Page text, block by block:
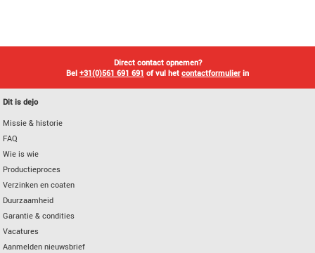
Direct contact opnemen?
Bel +31(0)561 691 691 of vul het contactformulier in
Dit is dejo
Missie & historie
FAQ
Wie is wie
Productieproces
Verzinken en coaten
Duurzaamheid
Garantie & condities
Vacatures
Aanmelden nieuwsbrief